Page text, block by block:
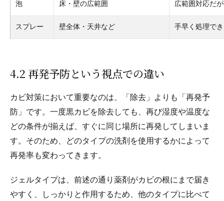
泡 床・壁の広範囲 広範囲対応だ
スプレー 壁全体・天井など 手早く処理で
4.2 再発予防という視点での違い
カビ対策において重要なのは、「除去」よりも「再発予
防」です。一度黒カビを除去しても、再び湿度や温度な
どの条件が揃えば、すぐに同じ場所に再発してしまいま
す。そのため、どのタイプの洗剤を使用するかによって
再発率も変わってきます。
ジェルタイプは、前述の通り薬剤がカビの根にまで届き
やすく、しっかりと作用するため、他のタイプに比べて